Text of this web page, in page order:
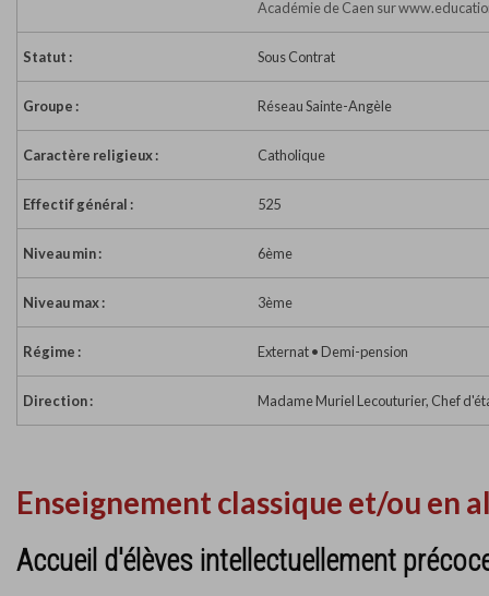
Académie de Caen sur
Statut : Sous Contrat
Groupe : Réseau Sainte-Angèle
Caractère religieux : Catholique
Effectif général : 525
Niveau min : 6ème
Niveau max : 3ème
Régime : Externat • Demi-pension
Direction : Madame Muriel Lecouturier, Chef
Enseignement classique et/ou en
Accueil d'élèves intellectuellement